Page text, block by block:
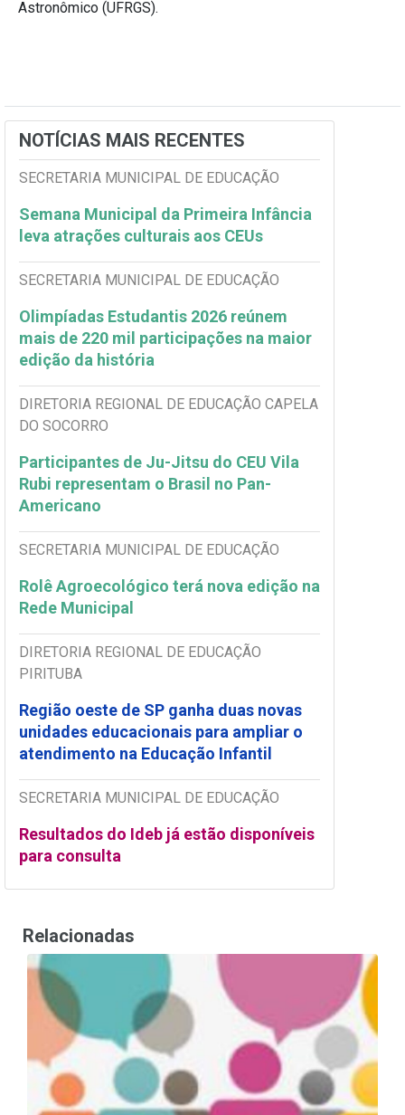
Astronômico (UFRGS).
NOTÍCIAS MAIS RECENTES
SECRETARIA MUNICIPAL DE EDUCAÇÃO
Semana Municipal da Primeira Infância
leva atrações culturais aos CEUs
SECRETARIA MUNICIPAL DE EDUCAÇÃO
Olimpíadas Estudantis 2026 reúnem
mais de 220 mil participações na maior
edição da história
DIRETORIA REGIONAL DE EDUCAÇÃO CAPELA
DO SOCORRO
Participantes de Ju-Jitsu do CEU Vila
Rubi representam o Brasil no Pan-
Americano
SECRETARIA MUNICIPAL DE EDUCAÇÃO
Rolê Agroecológico terá nova edição na
Rede Municipal
DIRETORIA REGIONAL DE EDUCAÇÃO
PIRITUBA
Região oeste de SP ganha duas novas
unidades educacionais para ampliar o
atendimento na Educação Infantil
SECRETARIA MUNICIPAL DE EDUCAÇÃO
Resultados do Ideb já estão disponíveis
para consulta
Relacionadas